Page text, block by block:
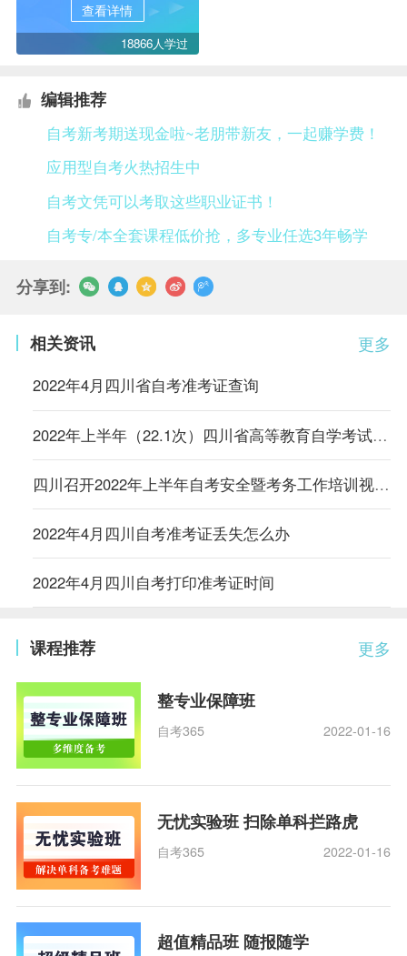
查看详情
18866人学过
编辑推荐
自考新考期送现金啦~老朋带新友，一起赚学费！
应用型自考火热招生中
自考文凭可以考取这些职业证书！
自考专/本全套课程低价抢，多专业任选3年畅学
分享到:
更多
相关资讯
2022年4月四川省自考准考证查询
2022年上半年（22.1次）四川省高等教育自学考试通告（二）
四川召开2022年上半年自考安全暨考务工作培训视频会议
2022年4月四川自考准考证丢失怎么办
2022年4月四川自考打印准考证时间
更多
课程推荐
整专业保障班
自考365 2022-01-16
无忧实验班 扫除单科拦路虎
自考365 2022-01-16
超值精品班 随报随学